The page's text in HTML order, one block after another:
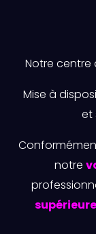
Notre centre
Mise à
et
notre
supérieure